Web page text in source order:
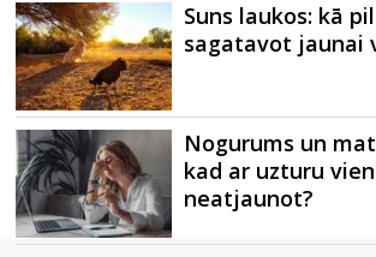
Suns laukos: kā
sagatavot jaunai
Nogurums un
kad ar uzturu
neatjaunot?